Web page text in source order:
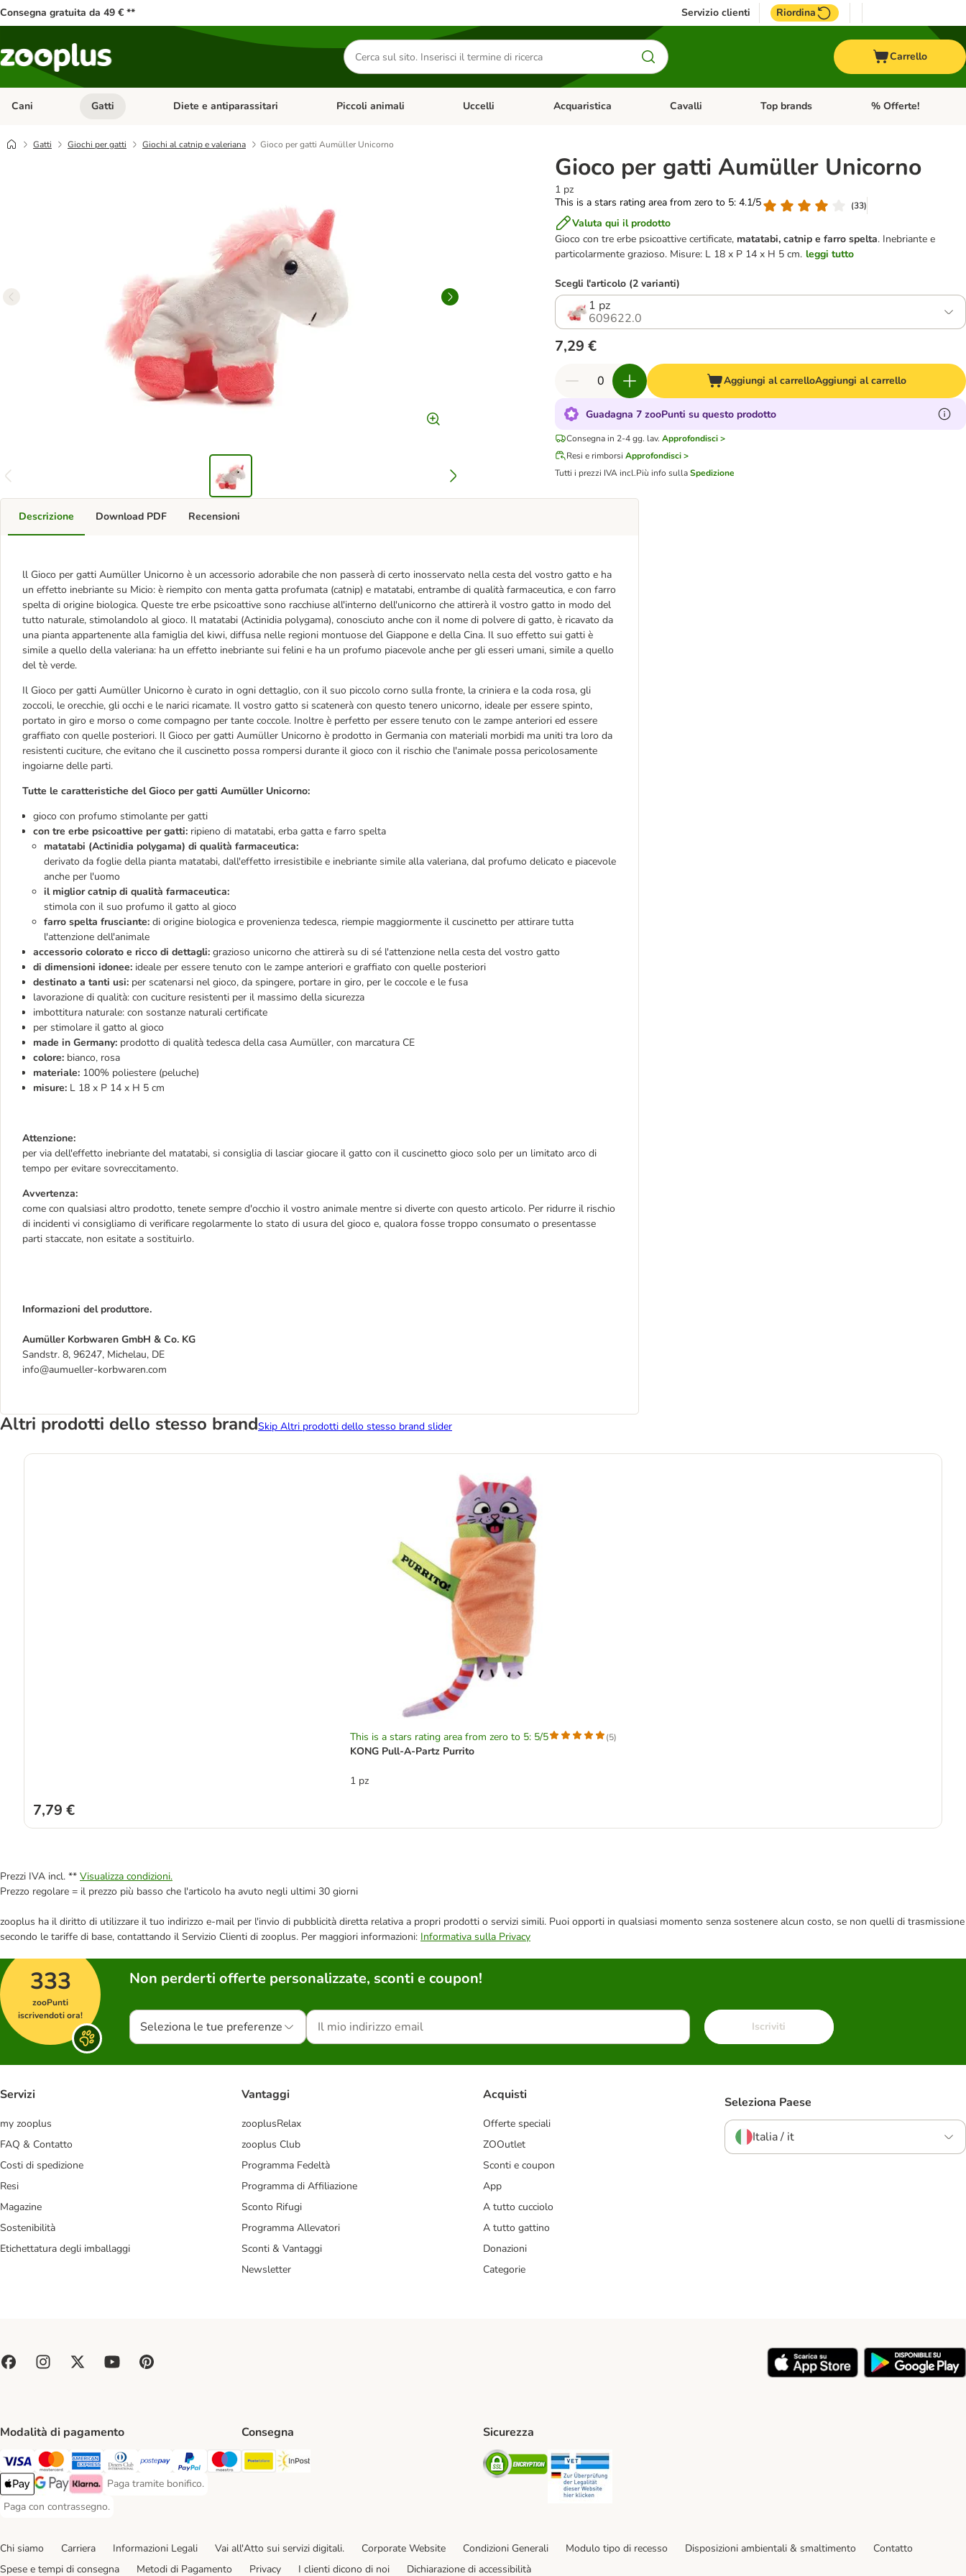
Consegna gratuita da 49 € ** Servizio clienti Riordina
Cerca
prodotti
Carrello
Cani Apri Menu Categoria: Cani
Gatti Apri Menu Categoria: Gatti
Diete e antiparassitari Apri Menu Categoria: Diete e antiparassitari
Piccoli animali Apri Menu Categoria: Piccoli animali
Uccelli Apri Menu Categoria: Uccelli
Acquaristica Apri Menu Categoria: Acquaristica
Cavalli Apri Menu Categoria: Cavalli
Top brands Apri Menu Categoria:
% Offerte!
Gatti Giochi per gatti Giochi al catnip e valeriana Gioco per gatti Aumüller Unicorno
Gioco per gatti Aumüller Unicorno
1 pz
This is a stars rating area from zero to 5: 4.1/5
(33)
Valuta qui il prodotto
Gioco con tre erbe psicoattive certificate, matatabi, catnip e farro spelta. Inebriante e
particolarmente grazioso. Misure: L 18 x P 14 x H 5 cm. leggi tutto
Scegli l'articolo (2 varianti)
1 pz
609622.0
7,29 €
Aggiungi al carrelloAggiungi al carrello
Guadagna 7 zooPunti su questo prodotto
Consegna in 2-4 gg. lav. Approfondisci >
Resi e rimborsi Approfondisci >
Tutti i prezzi IVA incl.Più info sullaSpedizione
Descrizione
ll Gioco per gatti Aumüller Unicorno è un accessorio adorabile che non passerà di certo inosservato nella cesta del vostro gatto e ha
un effetto inebriante su Micio: è riempito con menta gatta profumata (catnip) e matatabi, entrambe di qualità farmaceutica, e con farro
spelta di origine biologica. Queste tre erbe psicoattive sono racchiuse all'interno dell'unicorno che attirerà il vostro gatto in modo del
tutto naturale, stimolandolo al gioco. Il matatabi (Actinidia polygama), conosciuto anche con il nome di polvere di gatto, è ricavato da
una pianta appartenente alla famiglia del kiwi, diffusa nelle regioni montuose del Giappone e della Cina. Il suo effetto sui gatti è
simile a quello della valeriana: ha un effetto inebriante sui felini e ha un profumo piacevole anche per gli esseri umani, simile a quello
del tè verde.
Il Gioco per gatti Aumüller Unicorno è curato in ogni dettaglio, con il suo piccolo corno sulla fronte, la criniera e la coda rosa, gli
zoccoli, le orecchie, gli occhi e le narici ricamate. Il vostro gatto si scatenerà con questo tenero unicorno, ideale per essere spinto,
portato in giro e morso o come compagno per tante coccole. Inoltre è perfetto per essere tenuto con le zampe anteriori ed essere
graffiato con quelle posteriori. Il Gioco per gatti Aumüller Unicorno è prodotto in Germania con materiali morbidi ma uniti tra loro da
resistenti cuciture, che evitano che il cuscinetto possa rompersi durante il gioco con il rischio che l'animale possa pericolosamente
ingoiarne delle parti.
Tutte le caratteristiche del Gioco per gatti Aumüller Unicorno:
gioco con profumo stimolante per gatti
con tre erbe psicoattive per gatti: ripieno di matatabi, erba gatta e farro spelta
matatabi (Actinidia polygama) di qualità farmaceutica:
derivato da foglie della pianta matatabi, dall'effetto irresistibile e inebriante simile alla valeriana, dal profumo delicato e piacevole
anche per l'uomo
il miglior catnip di qualità farmaceutica:
stimola con il suo profumo il gatto al gioco
farro spelta frusciante: di origine biologica e provenienza tedesca, riempie maggiormente il cuscinetto per attirare tutta
l'attenzione dell'animale
accessorio colorato e ricco di dettagli: grazioso unicorno che attirerà su di sé l'attenzione nella cesta del vostro gatto
di dimensioni idonee: ideale per essere tenuto con le zampe anteriori e graffiato con quelle posteriori
destinato a tanti usi: per scatenarsi nel gioco, da spingere, portare in giro, per le coccole e le fusa
lavorazione di qualità: con cuciture resistenti per il massimo della sicurezza
imbottitura naturale: con sostanze naturali certificate
per stimolare il gatto al gioco
made in Germany: prodotto di qualità tedesca della casa Aumüller, con marcatura CE
colore: bianco, rosa
materiale: 100% poliestere (peluche)
misure: L 18 x P 14 x H 5 cm
Attenzione:
per via dell'effetto inebriante del matatabi, si consiglia di lasciar giocare il gatto con il cuscinetto gioco solo per un limitato arco di
tempo per evitare sovreccitamento.
Avvertenza:
come con qualsiasi altro prodotto, tenete sempre d'occhio il vostro animale mentre si diverte con questo articolo. Per ridurre il rischio
di incidenti vi consigliamo di verificare regolarmente lo stato di usura del gioco e, qualora fosse troppo consumato o presentasse
parti staccate, non esitate a sostituirlo.
Informazioni del produttore.
Aumüller Korbwaren GmbH & Co. KG
Sandstr. 8, 96247, Michelau, DE
info@aumueller-korbwaren.com
Download PDF Recensioni
Altri prodotti dello stesso brandSkip Altri prodotti dello stesso brand slider
This is a stars rating area from zero to 5: 5/5 (5)
KONG Pull-A-Partz Purrito
1 pz
7,79 €
Prezzi IVA incl. ** Visualizza condizioni.
Prezzo regolare = il prezzo più basso che l'articolo ha avuto negli ultimi 30 giorni
zooplus ha il diritto di utilizzare il tuo indirizzo e-mail per l'invio di pubblicità diretta relativa a propri prodotti o servizi simili. Puoi opporti in qualsiasi momento senza sostenere alcun costo, se non quelli di trasmissione
secondo le tariffe di base, contattando il Servizio Clienti di zooplus. Per maggiori informazioni: Informativa sulla Privacy
333
zooPunti
iscrivendoti ora!
Non perderti offerte personalizzate, sconti e coupon!
Seleziona le tue preferenze Iscriviti
Servizi
my zooplus
FAQ & Contatto
Costi di spedizione
Resi
Magazine
Sostenibilità
Etichettatura degli imballaggi
Vantaggi
zooplusRelax
zooplus Club
Programma Fedeltà
Programma di Affiliazione
Sconto Rifugi
Programma Allevatori
Sconti & Vantaggi
Newsletter
Acquisti
Offerte speciali
ZOOutlet
Sconti e coupon
App
A tutto cucciolo
A tutto gattino
Donazioni
Categorie
Seleziona Paese
Italia / it
Modalità di pagamento
Paga con Visa. Payment Method
Paga con Mastercard. Payment Method
Paga con American Express. Payment Method
Paga con Diners Club. Payment Method
Paga con Postepay. Payment Method
Paga con PayPal. Payment Method
Paga con Maestro. Payment Method
Apple Pay Payment Method
Google Pay Payment Method
Klarna Payment Method
Paga tramite bonifico.
Paga tramite bonifico. Payment Method
Paga con contrassegno.
Paga con contrassegno. Payment Method
Consegna
Poste Italiane. Shipping Method
Sicurezza
Security
Chi siamo Carriera Informazioni Legali Vai all'Atto sui servizi digitali. Corporate Website Condizioni Generali Modulo tipo di recesso Disposizioni ambientali & smaltimento
Contatto
Spese e tempi di consegna
Metodi di Pagamento Privacy I clienti dicono di noi Dichiarazione di accessibilità